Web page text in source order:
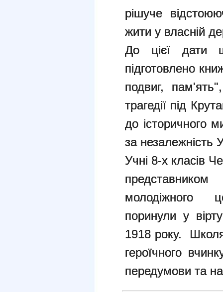
рішуче
жити у власній
До цієї дати
підготовлено
подвиг,
трагедії під
до історичного
за незалежність
Учні 8-х класів
молодіжного
поринули у
1918 року.
героїчного
передумови та